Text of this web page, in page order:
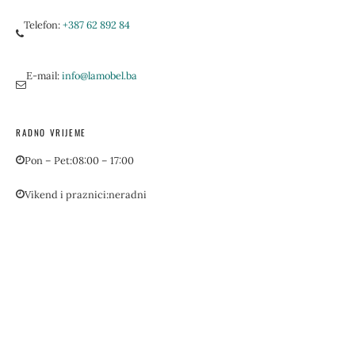
Telefon:+387 62 892 84
E-mail:info@lamobel.ba
RADNO VRIJEME
Pon – Pet:08:00 – 17:00
Vikend i praznici:neradni